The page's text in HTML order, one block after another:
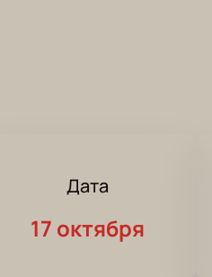
Дата
17 октября